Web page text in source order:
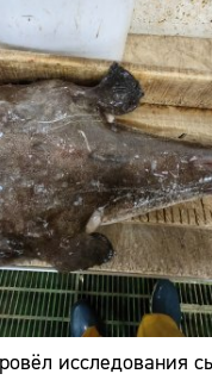
исследования